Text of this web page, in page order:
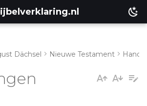
Dächsel Nieuwe Testament